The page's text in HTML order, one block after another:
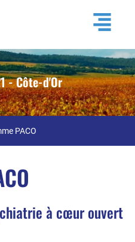
- Côte-d'Or
PACO
à cœur ouvert